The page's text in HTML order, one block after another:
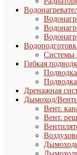
Системы
Гибкая
Подводка
Дренажная
Дымоход/
Вент.
Вент.